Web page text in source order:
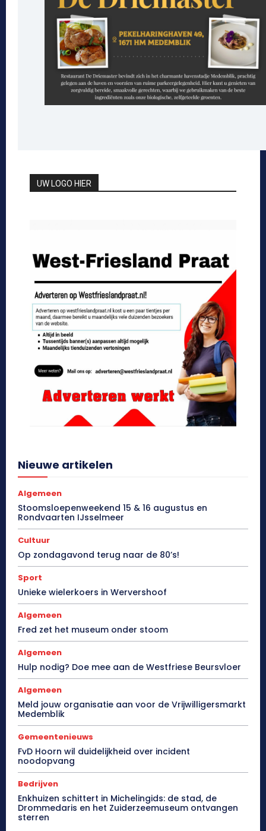
UW LOGO HIER
Nieuwe artikelen
Algemeen
Stoomsloepenweekend 15 & 16 augustus en
Rondvaarten IJsselmeer
Cultuur
Op zondagavond terug naar de 80’s!
Sport
Unieke wielerkoers in Wervershoof
Algemeen
Fred zet het museum onder stoom
Algemeen
Hulp nodig? Doe mee aan de Westfriese Beursvloer
Algemeen
Meld jouw organisatie aan voor de Vrijwilligersmarkt
Medemblik
Gemeentenieuws
FvD Hoorn wil duidelijkheid over incident
noodopvang
Bedrijven
Enkhuizen schittert in Michelingids: de stad, de
Drommedaris en het Zuiderzeemuseum ontvangen
sterren